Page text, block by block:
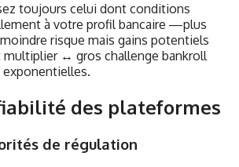
toujours celui dont conditions
à votre profil bancaire —plus
risque mais gains potentiels
multiplier ↔️ gros challenge bankroll
des plateformes
de régulation